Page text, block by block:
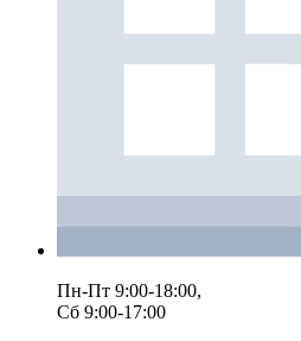
Пн-Пт 9:00-18:00,
Сб 9:00-17:00